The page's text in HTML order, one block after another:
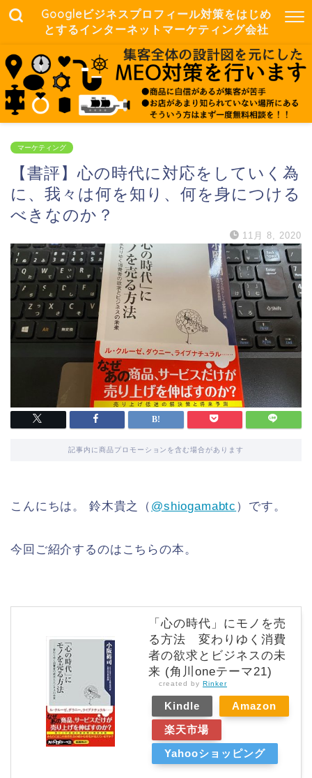
Googleビジネスプロフィール対策をはじめ
とするインターネットマーケティング会社
マーケティング
【書評】心の時代に対応をしていく為
に、我々は何を知り、何を身につける
べきなのか？
11月 8, 2020
記事内に商品プロモーションを含む場合があります
こんにちは。 鈴木貴之（ @shiogamabtc ）です。
今回ご紹介するのはこちらの本。
「心の時代」にモノを売
る方法 変わりゆく消費
者の欲求とビジネスの未
来 (角川oneテーマ21)
created by Rinker
Kindle
Amazon
楽天市場
Yahooショッピング